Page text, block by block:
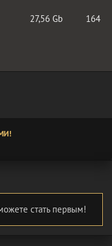
27,56 Gb 164
стать первым!